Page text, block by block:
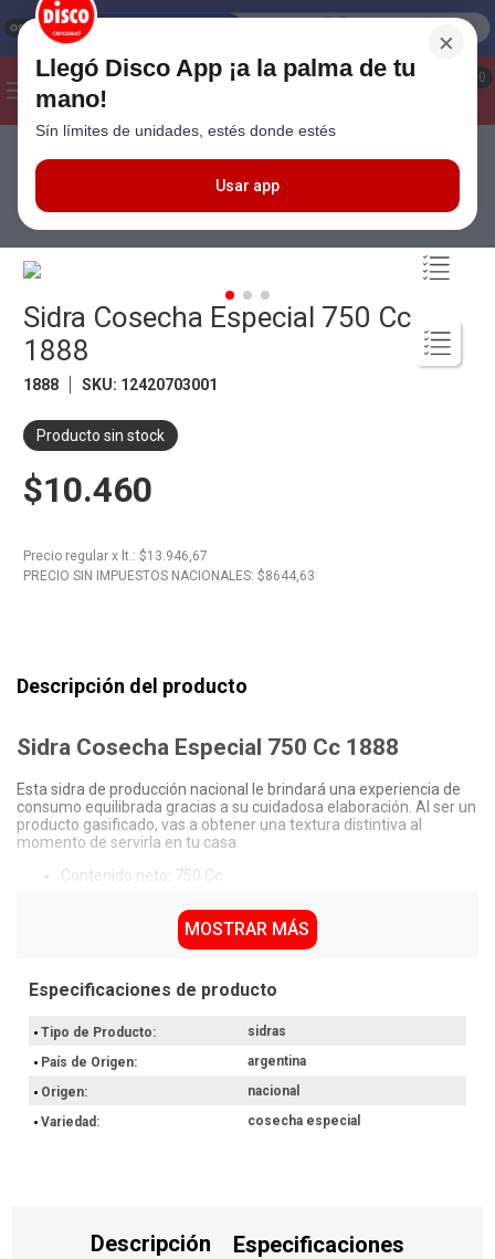
¡Hola! ¿Qué estas buscando? 0
Seleccioná el método de entrega
×
Llegó Disco App ¡a la palma de tu
mano!
Sín límites de unidades, estés donde estés
Usar app
Sidra Cosecha Especial 750 Cc 1888
Sidra Cosecha Especial 750 Cc
1888
1888 SKU: 12420703001
Producto sin stock
$10.460
Precio regular x lt. : $13.946,67
PRECIO SIN IMPUESTOS NACIONALES: $8644,63
Descripción del producto
Sidra Cosecha Especial 750 Cc 1888
Esta sidra de producción nacional le brindará una experiencia de
consumo equilibrada gracias a su cuidadosa elaboración. Al ser un
producto gasificado, vas a obtener una textura distintiva al
momento de servirla en tu casa.
Contenido neto: 750 Cc.
Producto gasificado con presencia de azúcar.
Es la opción ideal si buscás un producto de calidad para tus
su temperatura óptima, siendo un complemento adecuado para
acompañar una tabla de quesos o unos nachos.
Por Ley la venta de alcohol esta prohibida para menores de 18
MOSTRAR MÁS
Tipo de Producto
sidras
País de Origen
argentina
Origen
nacional
Variedad
cosecha especial
Descripción Especificaciones
3.
5
Carne
6.
Yerba
7.
Queso
8.
Fideos
9.
Chocolate